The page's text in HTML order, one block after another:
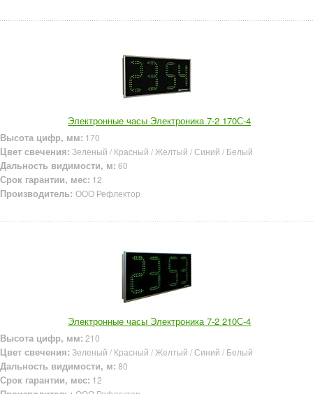
Электронные часы Электроника 7-2 170С-4
Высота цифр, мм: 170
Цвет свечения: Зеленый / Красный / Желтый / Синий / Белый
Дальность видимости, м: 60
Срок гарантии, мес: 12
Производитель: ООО Рефлектор
Электронные часы Электроника 7-2 210С-4
Высота цифр, мм: 210
Цвет свечения: Зеленый / Красный / Желтый / Синий / Белый
Дальность видимости, м: 80
Срок гарантии, мес: 12